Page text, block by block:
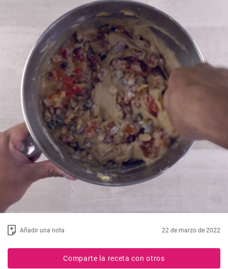
Añadir una nota 22 de marzo de 2022
Comparte la receta con otros